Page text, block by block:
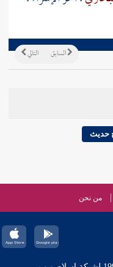
التالي السابق
حديث
من نحن